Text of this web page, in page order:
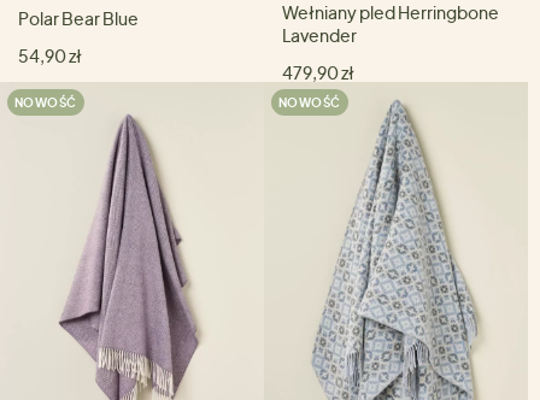
Polar Bear Blue
54,90 zł
Wełniany pled Herringbone
Lavender
479,90 zł
NOWOŚĆ NOWOŚĆ